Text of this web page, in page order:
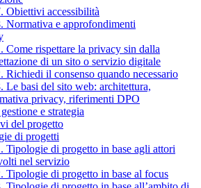
Obiettivi accessibilità
Normativa e approfondimenti
Come rispettare la privacy sin dalla
di un sito o servizio digitale
Richiedi il consenso quando necessario
Le basi del sito web: architettura,
privacy, riferimenti DPO
e strategia
del progetto
di progetti
Tipologie di progetto in base agli attori
nel servizio
Tipologie di progetto in base al focus